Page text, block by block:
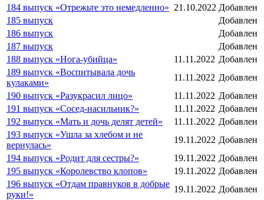
184 выпуск «Отрежьте это немедленно» 21.10.2022 Добавлен
185 выпуск
Добавлен
186 выпуск
Добавлен
187 выпуск
Добавлен
188 выпуск «Нога-убийца»
11.11.2022 Добавлен
189 выпуск «Воспитывала дочь
кулаками»
11.11.2022 Добавлен
190 выпуск «Разукрасил лицо»
11.11.2022 Добавлен
191 выпуск «Сосед-насильник?»
11.11.2022 Добавлен
192 выпуск «Мать и дочь делят детей»
11.11.2022 Добавлен
193 выпуск «Ушла за хлебом и не
вернулась»
19.11.2022 Добавлен
194 выпуск «Родит для сестры?»
19.11.2022 Добавлен
195 выпуск «Королевство клопов»
19.11.2022 Добавлен
196 выпуск «Отдам правнуков в добрые
руки!»
19.11.2022 Добавлен